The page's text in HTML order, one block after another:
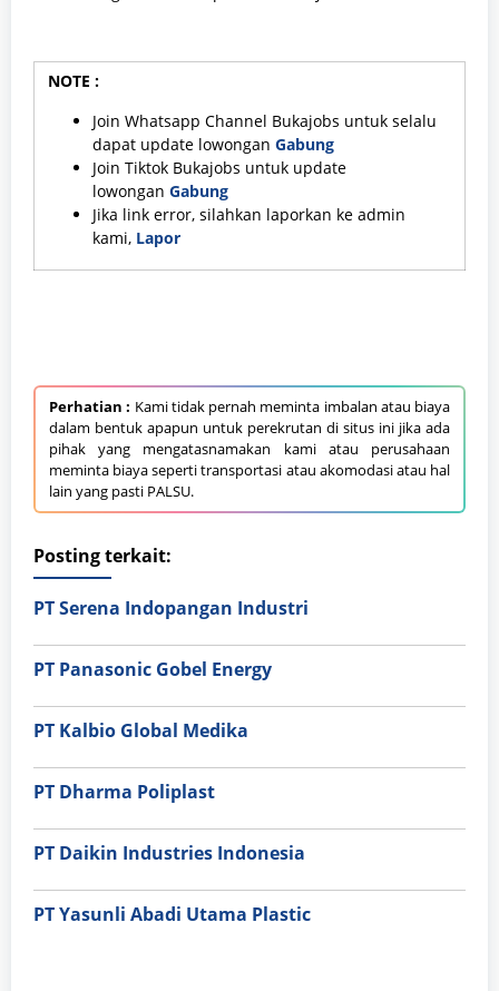
NOTE :
Join Whatsapp Channel Bukajobs untuk selalu
dapat update lowongan Gabung
Join Tiktok Bukajobs untuk update
lowongan Gabung
Jika link error, silahkan laporkan ke admin
kami, Lapor
Perhatian : Kami tidak pernah meminta imbalan atau biaya
dalam bentuk apapun untuk perekrutan di situs ini jika ada
pihak yang mengatasnamakan kami atau perusahaan
meminta biaya seperti transportasi atau akomodasi atau hal
lain yang pasti PALSU.
Posting terkait:
PT Serena Indopangan Industri
PT Panasonic Gobel Energy
PT Kalbio Global Medika
PT Dharma Poliplast
PT Daikin Industries Indonesia
PT Yasunli Abadi Utama Plastic